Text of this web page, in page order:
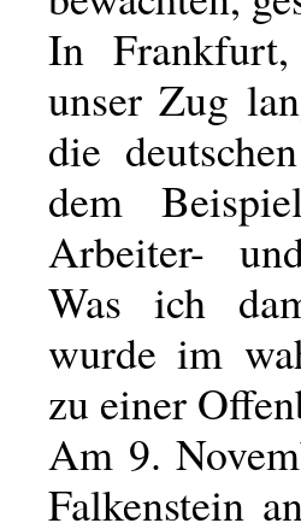
In
unser Zug
die
dem
Arbeiter-
Was ich
wurde im
zu einer
Am 9.
Falkenstein